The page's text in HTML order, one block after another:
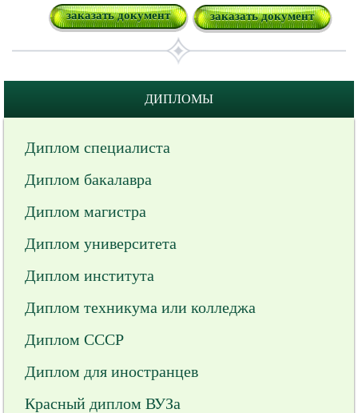
заказать документ заказать документ
ДИПЛОМЫ
Диплом специалиста
Диплом бакалавра
Диплом магистра
Диплом университета
Диплом института
Диплом техникума или колледжа
Диплом СССР
Диплом для иностранцев
Красный диплом ВУЗа